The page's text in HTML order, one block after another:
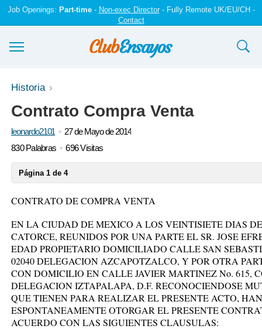
Job Openings: Part-time- Non-exec Director- Fully Remote UK/EU/CH -
Contact
Ensayos y trabajos
Registrarse
Iniciar sesión
Historia
Contrato Compra Venta
leonardo2101
27 de Mayo de 2014
830 Palabras
696 Visitas
Página 1 de 4
CONTRATO DE COMPRA VENTA
EN LA CIUDAD DE MEXICO A LOS VEINTISIETE DIAS
CATORCE, REUNIDOS POR UNA PARTE EL SR. JOSE
EDAD PROPIETARIO DOMICILIADO CALLE SAN
02040 DELEGACION AZCAPOTZALCO, Y POR OTRA
CON DOMICILIO EN CALLE JAVIER MARTINEZ No. 615,
DELEGACION IZTAPALAPA, D.F. RECONOCIENDOSE
QUE TIENEN PARA REALIZAR EL PRESENTE ACTO,
ESPONTANEAMENTE OTORGAR EL PRESENTE
ACUERDO CON LAS SIGUIENTES CLAUSULAS: